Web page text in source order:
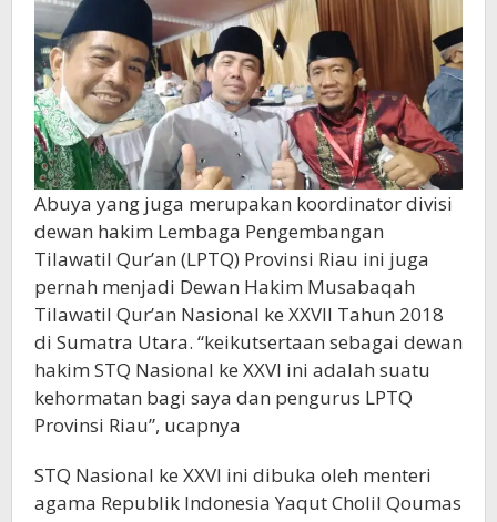
Abuya yang juga merupakan koordinator divisi
dewan hakim Lembaga Pengembangan
Tilawatil Qur’an (LPTQ) Provinsi Riau ini juga
pernah menjadi Dewan Hakim Musabaqah
Tilawatil Qur’an Nasional ke XXVII Tahun 2018
di Sumatra Utara. “keikutsertaan sebagai dewan
hakim STQ Nasional ke XXVI ini adalah suatu
kehormatan bagi saya dan pengurus LPTQ
Provinsi Riau”, ucapnya
STQ Nasional ke XXVI ini dibuka oleh menteri
agama Republik Indonesia Yaqut Cholil Qoumas